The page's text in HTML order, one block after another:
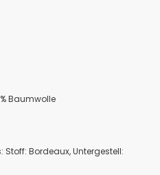
Baumwolle
Bordeaux, Untergestell: